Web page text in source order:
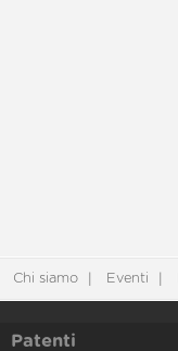
Chi siamo Eventi
Patenti